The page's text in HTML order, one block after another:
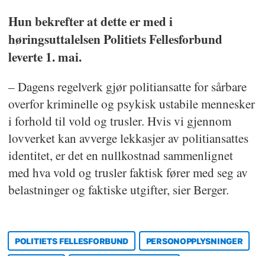
Hun bekrefter at dette er med i
høringsuttalelsen Politiets Fellesforbund
leverte 1. mai.
– Dagens regelverk gjør politiansatte for sårbare
overfor kriminelle og psykisk ustabile mennesker
i forhold til vold og trusler. Hvis vi gjennom
lovverket kan avverge lekkasjer av politiansattes
identitet, er det en nullkostnad sammenlignet
med hva vold og trusler faktisk fører med seg av
belastninger og faktiske utgifter, sier Berger.
POLITIETS FELLESFORBUND PERSONOPPLYSNINGER